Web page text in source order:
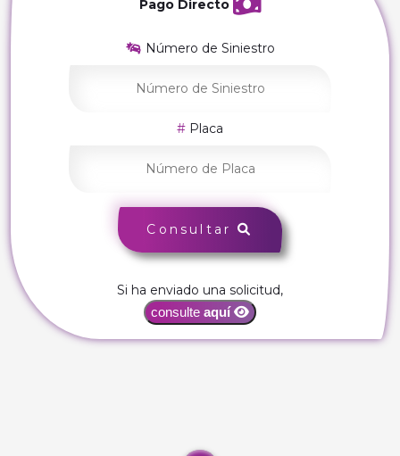
Pago Directo
Número de Siniestro
Placa
Consultar
Si ha enviado una solicitud,
consulte aquí